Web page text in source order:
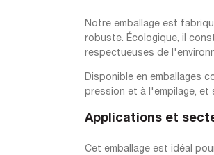
Notre emballage est
robuste. Écologique, il
respectueuses de
Disponible en emballages
pression et à l'empilage,
Applications et
Cet emballage est idéal